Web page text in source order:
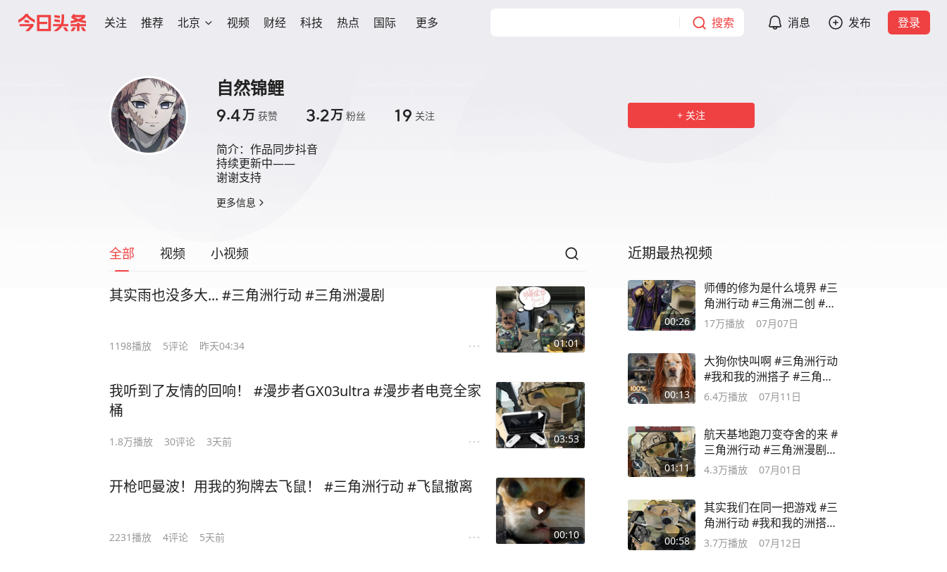
关注 推荐 北京 视频 财经 科技 热点 国际 更多 搜索 消息 发布 登录
自然锦鲤
9.4万 获赞 3.2万 粉丝 19 关注
简介： 作品同步抖音
持续更新中——
谢谢支持
更多信息
关注
全部 视频 小视频
01:01
其实雨也没多大... #三角洲行动 #三角洲漫剧
1198播放 5评论 昨天04:34
03:53
我听到了友情的回响！ #漫步者GX03ultra #漫步者电竞全家
桶
1.8万播放 30评论 3天前
00:10
开枪吧曼波！用我的狗牌去飞鼠！ #三角洲行动 #飞鼠撤离
2231播放 4评论 5天前
近期最热视频
00:26
师傅的修为是什么境界 #三
角洲行动 #三角洲二创 #三
角洲漫剧
17万播放 07月07日
00:13
大狗你快叫啊 #三角洲行动
#我和我的洲搭子 #三角洲
鼠鼠集结
6.4万播放 07月11日
01:11
航天基地跑刀变夺舍的来 #
三角洲行动 #三角洲漫剧 #
三角洲二创
4.3万播放 07月01日
00:58
其实我们在同一把游戏 #三
角洲行动 #我和我的洲搭子
#抖音朋友
3.7万播放 07月12日